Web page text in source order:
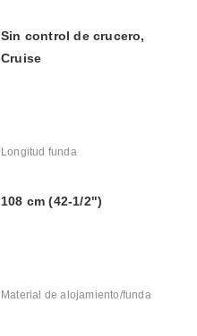
Sin control de crucero,
Cruise
Longitud funda
108 cm (42-1/2")
Material de alojamiento/funda